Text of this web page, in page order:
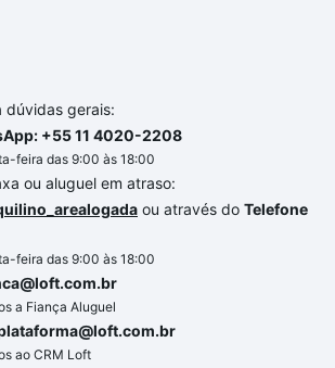
dúvidas gerais:
+55 11 4020-2208
feira das 9:00 às 18:00
ou aluguel em atraso:
ou através do Telefone
feira das 9:00 às 18:00
a Fiança Aluguel
ao CRM Loft